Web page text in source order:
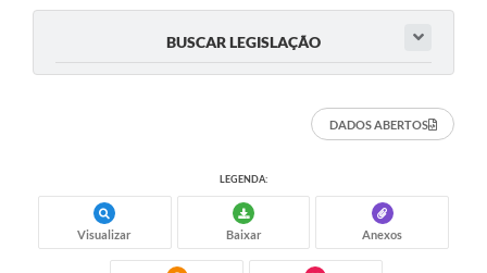
Notícias
Contratação de estagiário - estudante de Direito -
BUSCAR LEGISLAÇÃO
DADOS ABERTOS
LEGENDA:
Visualizar Baixar Anexos